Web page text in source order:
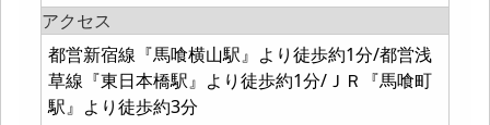
アクセス
都営新宿線『馬喰横山駅』より徒歩約1分/都営浅
草線『東日本橋駅』より徒歩約1分/ＪＲ『馬喰町
駅』より徒歩約3分